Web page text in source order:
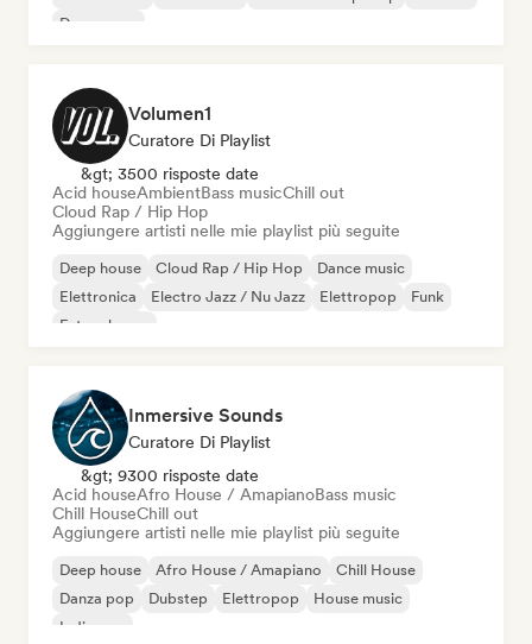
Dream pop
Volumen1
Curatore Di Playlist
&gt; 3500 risposte date
Acid houseAmbientBass musicChill out
Cloud Rap / Hip Hop
Aggiungere artisti nelle mie playlist più seguite
Deep house Cloud Rap / Hip Hop
Dance music
Elettronica
Electro Jazz / Nu Jazz Elettropop
Funk
Future house
Inmersive Sounds
Curatore Di Playlist
&gt; 9300 risposte date
Acid houseAfro House / AmapianoBass music
Chill HouseChill out
Aggiungere artisti nelle mie playlist più seguite
Deep house Afro House / Amapiano
Chill House
Danza pop
Dubstep Elettropop
House music
Indie pop